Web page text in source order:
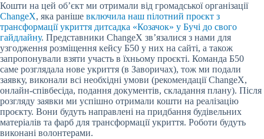
Кошти на цей об’єкт ми отримали від громадської організації
ChangeX, яка раніше включила наш пілотний проєкт з
трансформації укриття дитсадка «Козачок» у Бучі до свого
гайдлайну. Представники ChangeX зв’язалися з нами для
узгодження розміщення кейсу Б50 у них на сайті, а також
запропонували взяти участь в їхньому проєкті. Команда Б50
саме розглядала нове укриття (в Заворичах), тож ми подали
заявку, виконали всі необхідні умови (рекомендації ChangeX,
онлайн-співбесіда, подання документів, складання плану). Після
розгляду заявки ми успішно отримали кошти на реалізацію
проєкту. Вони будуть направлені на придбання будівельних
матеріалів та фарб для трансформації укриття. Роботи будуть
виконані волонтерами.